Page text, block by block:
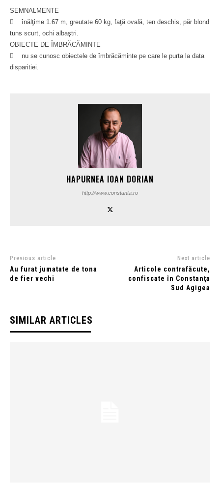
SEMNALMENTE
 înălţime 1.67 m, greutate 60 kg, faţă ovală, ten deschis, păr blond
tuns scurt, ochi albaştri.
OBIECTE DE ÎMBRĂCĂMINTE
 nu se cunosc obiectele de îmbrăcăminte pe care le purta la data
disparitiei.
HAPURNEA IOAN DORIAN
http://www.constanta.ro
Previous article
Au furat jumatate de tona
de fier vechi
Next article
Articole contrafăcute,
confiscate în Constanţa
Sud Agigea
SIMILAR ARTICLES